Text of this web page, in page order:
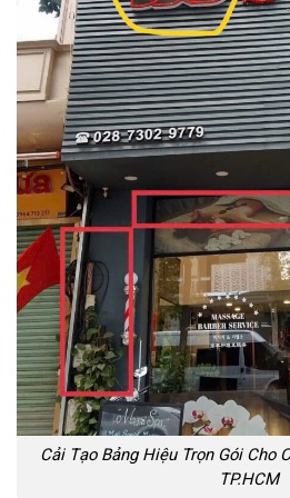
Cải Tạo Bảng Hiệu Trọn Gói Cho
TP.HCM